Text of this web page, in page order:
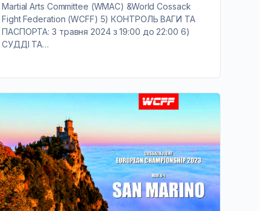
Martial Arts Committee (WMAC) &World Cossack
Fight Federation (WCFF) 5) КОНТРОЛЬ ВАГИ ТА
ПАСПОРТА: 3 травня 2024 з 19:00 до 22:00 6)
СУДДІ ТА…